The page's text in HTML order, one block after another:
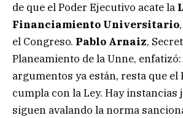
de que el Poder Ejecutivo acate la
Financiamiento Universitario
el Congreso. Pablo Arnaiz,
Planeamiento de la Unne, enfatizó:
argumentos ya están, resta que el
cumpla con la Ley. Hay instancias
siguen avalando la norma